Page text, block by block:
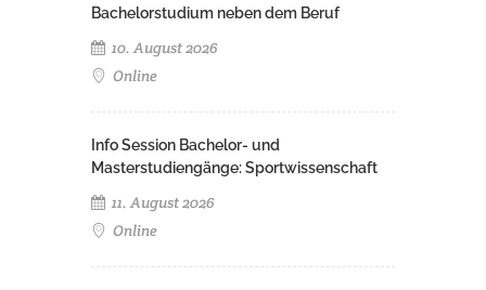
Bachelorstudium neben dem Beruf
10. August 2026
Online
Info Session Bachelor- und
Masterstudiengänge: Sportwissenschaft
11. August 2026
Online